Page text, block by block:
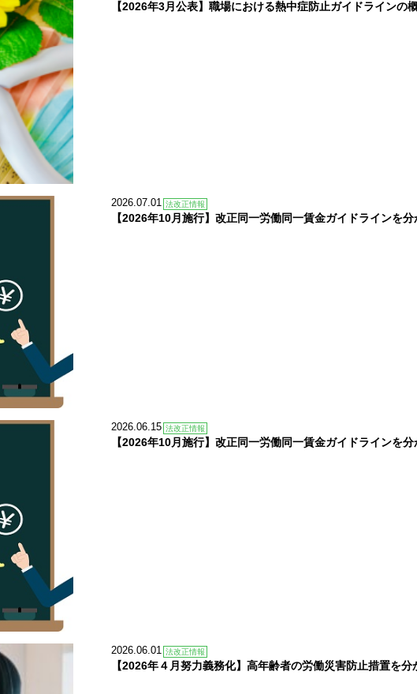
【2026年3月公表】職場における熱中症防止ガイドラインの
2026.07.01 法改正情報
【2026年10月施行】改正同一労働同一賃金ガイドラインを分
2026.06.15 法改正情報
【2026年10月施行】改正同一労働同一賃金ガイドラインを分
2026.06.01 法改正情報
【2026年４月努力義務化】高年齢者の労働災害防止措置を分